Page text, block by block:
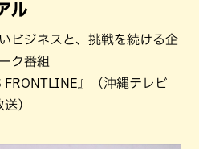
ル
ビジネスと、挑戦を続ける企
ク番組
FRONTLINE』（沖縄テレビ
）